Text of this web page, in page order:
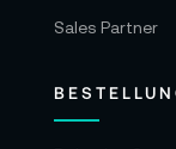
Sales Partner